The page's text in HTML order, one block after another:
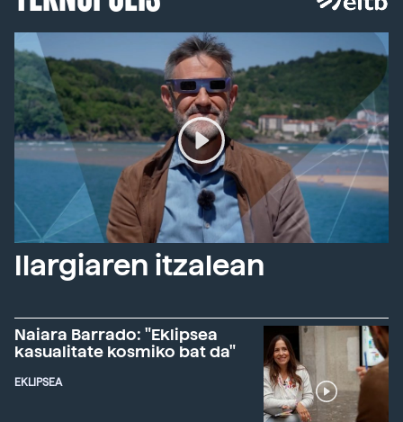
Ilargiaren itzalean
Naiara Barrado: "Eklipsea
kasualitate kosmiko bat da"
EKLIPSEA